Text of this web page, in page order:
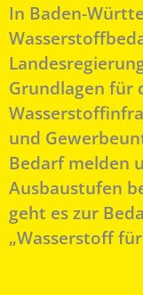
In Baden-
Grundlagen für
und
Bedarf melden
Ausbaustufen
geht es zur
„Wasserstoff